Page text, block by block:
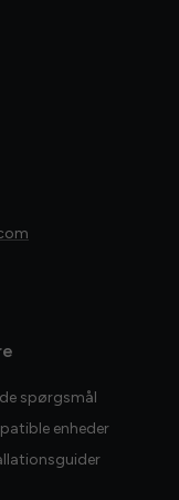
spørgsmål
enheder